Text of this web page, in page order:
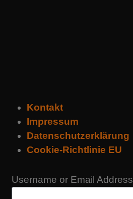
Kontakt
Impressum
Datenschutzerklärung
Cookie-Richtlinie EU
Username or Email Address